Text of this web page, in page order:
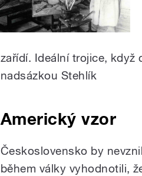
zařídí. Ideální trojice, když
nadsázkou Stehlík
Americký vzor
Československo by
během války vyhodnotili,